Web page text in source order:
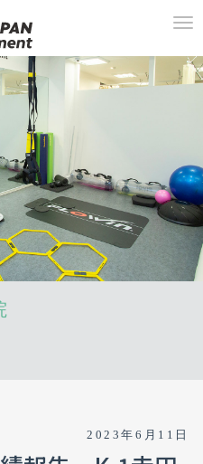
2023年6月11日